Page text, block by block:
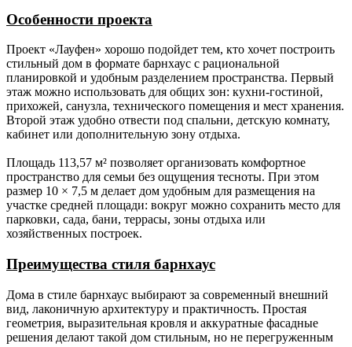
(наружные
стены,
фасады).
Стропильная
система.
Доска 50х150 мм (для каркаса с толщиной
наружной стены 150 мм);
Доска 50х200 мм (для каркаса с толщиной
Гидро-,
ветроизоляция.
Мембрана Ондутис АМ (или аналог), контр
обрешётка из бруска 50х50 мм.
Обрешётка.
Разреженная обрешётка под кровлю из
доски обрезной 25х100 мм с шагом 350
покрытие.
Свесы
крыши.
-
Доска сухая калиброванная
строганная 20х120 мм.
Особенности проекта
Проект «Лауфен» хорошо подойдет тем, кто хочет построить
стильный дом в формате барнхаус с рациональной
планировкой и удобным разделением пространства. Первый
этаж можно использовать для общих зон: кухни-гостиной,
прихожей, санузла, технического помещения и мест хранения.
Второй этаж удобно отвести под спальни, детскую комнату,
кабинет или дополнительную зону отдыха.
Площадь 113,57 м² позволяет организовать комфортное
пространство для семьи без ощущения тесноты. При этом
размер 10 × 7,5 м делает дом удобным для размещения на
участке средней площади: вокруг можно сохранить место для
парковки, сада, бани, террасы, зоны отдыха или
хозяйственных построек.
Преимущества стиля барнхаус
Дома в стиле барнхаус выбирают за современный внешний
вид, лаконичную архитектуру и практичность. Простая
геометрия, выразительная кровля и аккуратные фасадные
решения делают такой дом стильным, но не перегруженным